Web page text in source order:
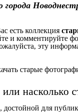
есть коллекция
и комментируйте
эту
старые
насколько
достойной для